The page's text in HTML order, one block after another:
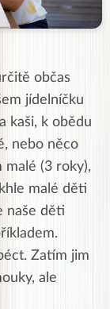
občas
jídelníčku
kaši, k obědu
nebo něco
malé (3 roky),
malé děti
naše děti
Zatím jim
ale